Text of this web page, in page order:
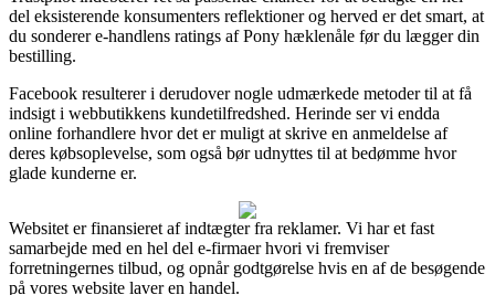
del eksisterende konsumenters reflektioner og herved er det smart, at
du sonderer e-handlens ratings af Pony hæklenåle før du lægger din
bestilling.
Facebook resulterer i derudover nogle udmærkede metoder til at få
indsigt i webbutikkens kundetilfredshed. Herinde ser vi endda
online forhandlere hvor det er muligt at skrive en anmeldelse af
deres købsoplevelse, som også bør udnyttes til at bedømme hvor
glade kunderne er.
Websitet er finansieret af indtægter fra reklamer. Vi har et fast
samarbejde med en hel del e-firmaer hvori vi fremviser
forretningernes tilbud, og opnår godtgørelse hvis en af de besøgende
på vores website laver en handel.